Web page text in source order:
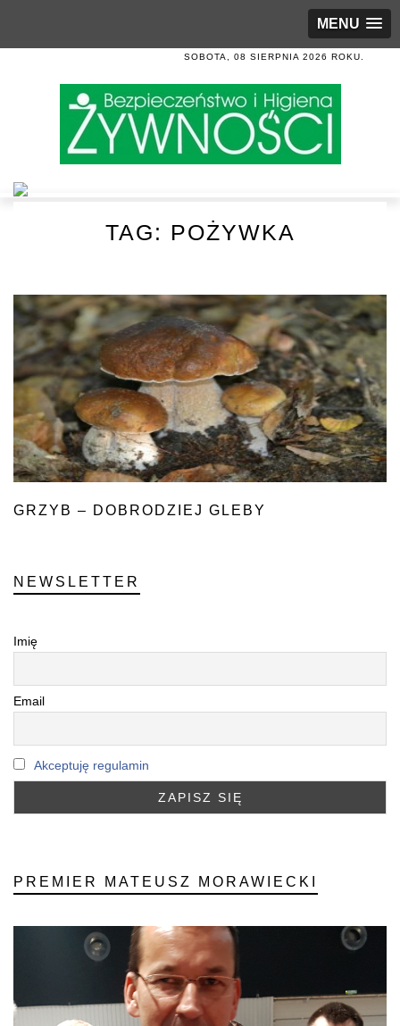
MENU
SOBOTA, 08 SIERPNIA 2026 ROKU.
TAG: POŻYWKA
GRZYB – DOBRODZIEJ GLEBY
NEWSLETTER
Imię
Email
Akceptuję regulamin
PREMIER MATEUSZ MORAWIECKI